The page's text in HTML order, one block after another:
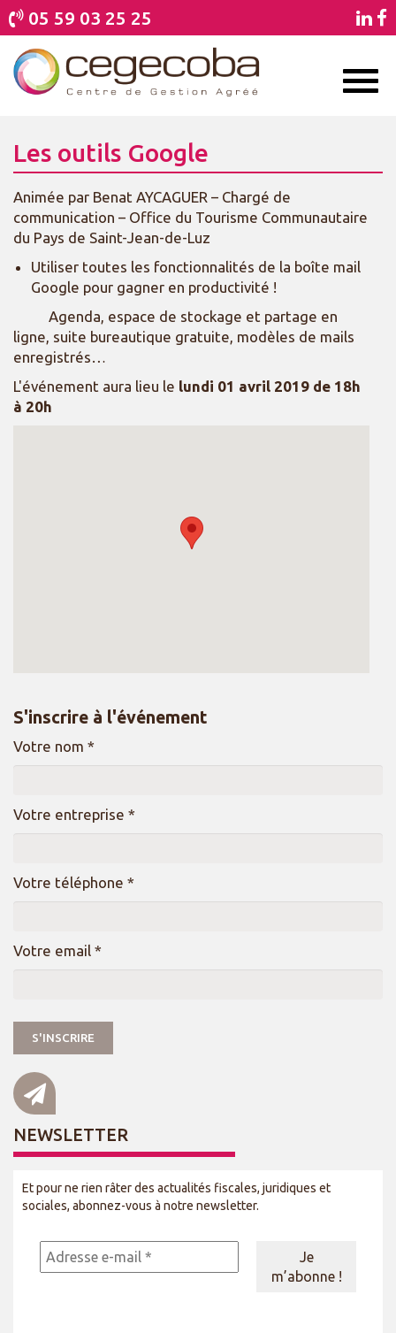
05 59 03 25 25
Les outils Google
Animée par Benat AYCAGUER – Chargé de
communication – Office du Tourisme Communautaire
du Pays de Saint-Jean-de-Luz
Utiliser toutes les fonctionnalités de la boîte mail
Google pour gagner en productivité !
Agenda, espace de stockage et partage en
ligne, suite bureautique gratuite, modèles de mails
enregistrés…
L'événement aura lieu le lundi 01 avril 2019 de 18h
à 20h
S'inscrire à l'événement
Votre nom *
Votre entreprise *
Votre téléphone *
Votre email *
NEWSLETTER
Et pour ne rien râter des actualités fiscales, juridiques et
sociales, abonnez-vous à notre newsletter.